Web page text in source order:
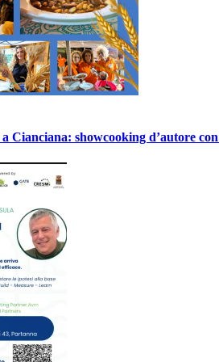
Cianciana: showcooking d’autore